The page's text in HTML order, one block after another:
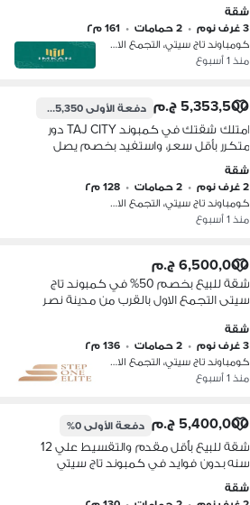
شقة
3 غرف نوم
• 2 حمامات • 161 م٢
كومباوند تاج سيتي، التجمع الاول
منذ 1 أسبوع
5,353,500 ج.م دفعة الأولى535,350 ج.م
امتلك شقتك في كمبوند TAJ CITY دور
متكرر بأقل سعر، واستفيد بخصم يصل
مدينة نصر
شقة
2 غرف نوم
• 2 حمامات • 128 م٢
كومباوند تاج سيتي، التجمع الاول
منذ 1 أسبوع
6,500,000 ج.م
شقة للبيع بخصم 50% في كمبوند تاج
سيتى التجمع الاول بالقرب من مدينة نصر
شقة
3 غرف نوم
• 2 حمامات • 136 م٢
كومباوند تاج سيتي، التجمع الاول
منذ 1 أسبوع
5,400,000 ج.م دفعة الأولى0%
شقة للبيع بأٌقل مقدم والتقسيط علي 12
سنه بدون فوايد في كمبوند تاج سيتي
في التجمع الاول - قريبة من مدينه نصر
وكمبوند سراي Taj City
شقة